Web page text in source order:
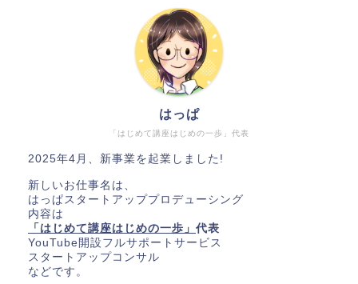
「はじめて講座はじめの一歩」代表
はっぱ
2025年4月、新事業を起業しました!
新しいお仕事名は、
はっぱスタートアッププロデューシング
内容は
「はじめて講座はじめの一歩」 代表
YouTube開設フルサポートサービス
スタートアップコンサル
などです。